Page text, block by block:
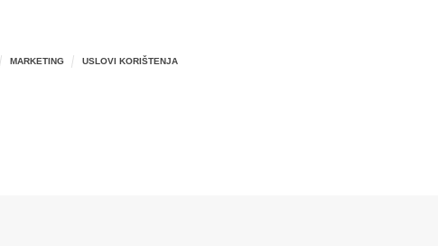
MARKETING USLOVI KORIŠTENJA